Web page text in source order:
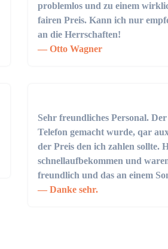
problemlos und zu einem
fairen Preis. Kann ich nur
an die Herrschaften!
Otto Wagner
Sehr freundliches Personal.
Telefon gemacht wurde, qar
der Preis den ich zahlen sollte.
schnellaufbekommen und
freundlich und das an einem
Danke sehr.